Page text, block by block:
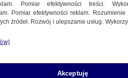
niespokojnym dniem na
Pomiar efektywności treści.
Pomiar efektywności reklam.
źródeł. Rozwój i ulepszanie usług.
Akceptuję